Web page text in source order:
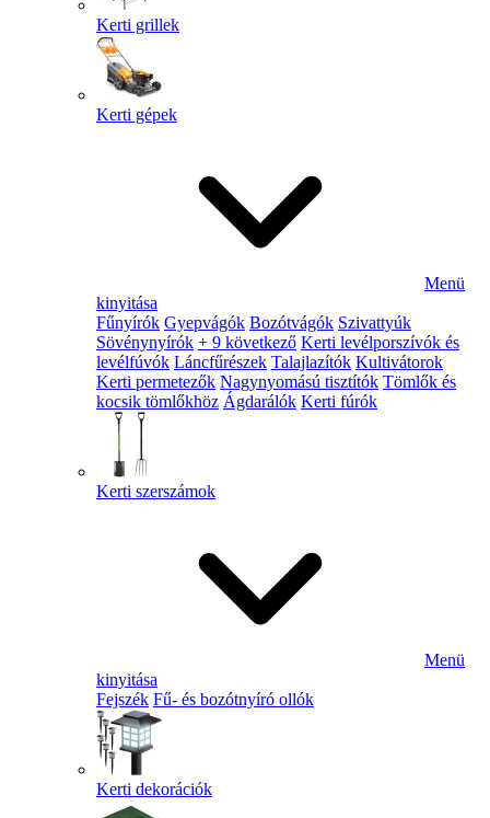
Kerti grillek
Kerti gépek
Menü
kinyitása
Fűnyírók Gyepvágók Bozótvágók Szivattyúk
Sövénynyírók + 9 következő Kerti levélporszívók és
levélfúvók Láncfűrészek Talajlazítók Kultivátorok
Kerti permetezők Nagynyomású tisztítók Tömlők és
kocsik tömlőkhöz Ágdarálók Kerti fúrók
Kerti szerszámok
Menü
kinyitása
Fejszék Fű- és bozótnyíró ollók
Kerti dekorációk